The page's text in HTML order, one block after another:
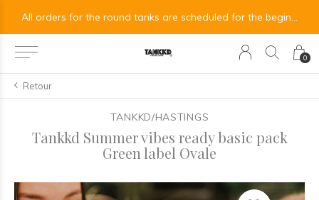
0
All orders for the round tanks are scheduled for the beginning of September.
Retour
TANKKD/HASTINGS
Tankkd Summer vibes ready basic pack
Green label Ovale